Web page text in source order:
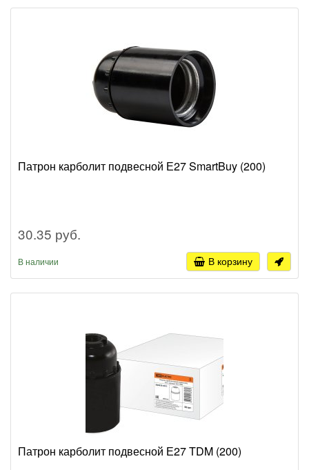
Патрон карболит подвесной Е27 SmartBuy (200)
30.35 руб.
В наличии В корзину
Патрон карболит подвесной Е27 TDM (200)